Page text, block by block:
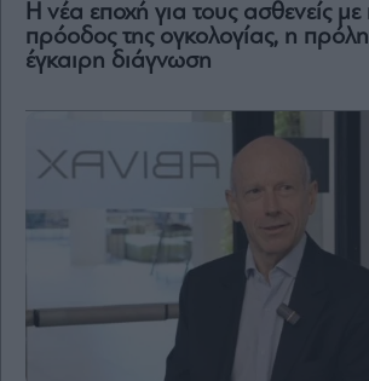
Η νέα εποχή για τους ασθενείς
πρόοδος της ογκολογίας, η
έγκαιρη διάγνωση